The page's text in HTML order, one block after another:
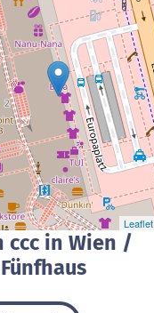
Leaflet
ccc in Wien /